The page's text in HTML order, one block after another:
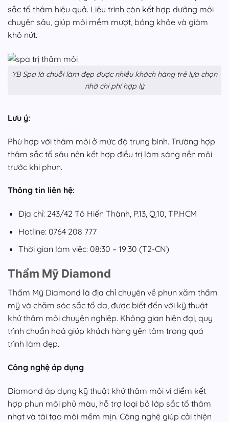
sắc tố thâm hiệu quả. Liệu trình còn kết hợp dưỡng môi
chuyên sâu, giúp môi mềm mượt, bóng khỏe và giảm
khô nứt.
YB Spa là chuỗi làm đẹp được nhiều khách hàng trẻ lựa chọn
nhờ chi phí hợp lý
Lưu ý:
Phù hợp với thâm môi ở mức độ trung bình. Trường hợp
thâm sắc tố sâu nên kết hợp điều trị làm sáng nền môi
trước khi phun.
Thông tin liên hệ:
Địa chỉ: 243/42 Tô Hiến Thành, P.13, Q.10, TP.HCM
Hotline: 0764 208 777
Thời gian làm việc: 08:30 – 19:30 (T2-CN)
Thẩm Mỹ Diamond
Thẩm Mỹ Diamond là địa chỉ chuyên về phun xăm thẩm
mỹ và chăm sóc sắc tố da, được biết đến với kỹ thuật
khử thâm môi chuyên nghiệp. Không gian hiện đại, quy
trình chuẩn hoá giúp khách hàng yên tâm trong quá
trình làm đẹp.
Công nghệ áp dụng
Diamond áp dụng kỹ thuật khử thâm môi vi điểm kết
hợp phun môi phủ màu, hỗ trợ loại bỏ lớp sắc tố thâm
nhạt và tái tạo môi mềm mịn. Công nghệ giúp cải thiện